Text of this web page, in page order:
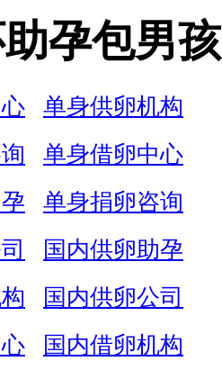
孕包男孩
单身供卵机构
单身借卵中心
单身捐卵咨询
国内供卵助孕
国内供卵公司
国内借卵机构